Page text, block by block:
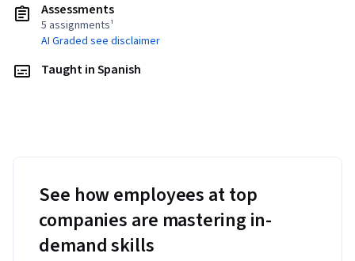
Assessments
5 assignments¹
AI Graded see disclaimer
Taught in Spanish
See how employees at top
companies are mastering in-
demand skills